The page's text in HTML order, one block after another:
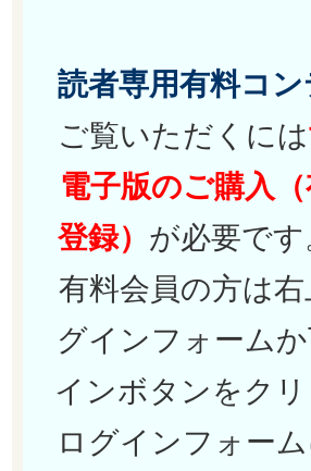
読者専用有料コ
ご覧いただくには
電子版のご購入
登録） が必要で
有料会員の方は右
グインフォーム
インボタンをク
ログインフォー